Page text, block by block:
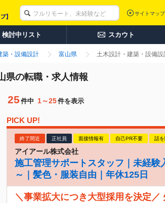
サイトマップ
検討中リスト スカウト
築・設備設計 富山県 土木設計・建築・設備
県の転職・求人情報
25 件中 1～25件を表示
PICK UP!
終了間近 正社員 面接情報有 自己PR不要 話
アイアール株式会社
施工管理サポートスタッフ｜未経
～｜髪色・服装自由｜年休125日
＼事業拡大につき大型採用を決定